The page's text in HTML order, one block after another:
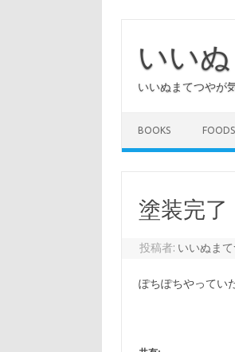
いい
いいぬまてつやが
BOOKS FOODS
塗装完了
投稿者: いいぬま
ぽちぽちやってい